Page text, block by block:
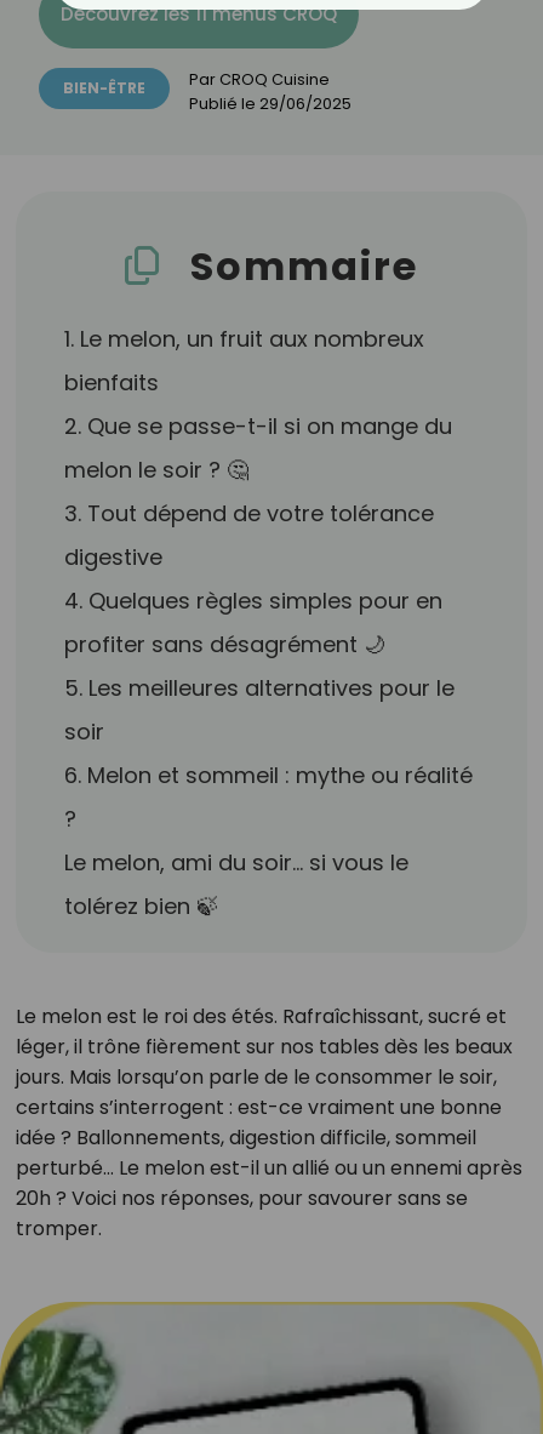
Découvrez les 11 menus CROQ
BIEN-ÊTRE Par CROQ Cuisine
Publié le 29/06/2025
Sommaire
1. Le melon, un fruit aux nombreux
bienfaits
2. Que se passe-t-il si on mange du
melon le soir ? 🤔
3. Tout dépend de votre tolérance
digestive
4. Quelques règles simples pour en
profiter sans désagrément 🌙
5. Les meilleures alternatives pour le
soir
6. Melon et sommeil : mythe ou réalité
?
Le melon, ami du soir… si vous le
tolérez bien 🍃
Le melon est le roi des étés. Rafraîchissant, sucré et
léger, il trône fièrement sur nos tables dès les beaux
jours. Mais lorsqu’on parle de le consommer le soir,
certains s’interrogent : est-ce vraiment une bonne
idée ? Ballonnements, digestion difficile, sommeil
perturbé… Le melon est-il un allié ou un ennemi après
20h ? Voici nos réponses, pour savourer sans se
tromper.